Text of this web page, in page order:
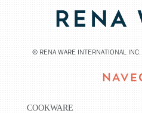
© RENA WARE INTERNATIONAL
COOKWARE